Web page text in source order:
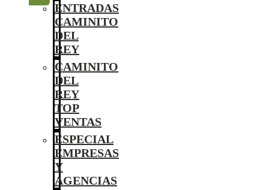
ENTRADAS
CAMINITO
DEL
REY
CAMINITO
DEL
REY
TOP
VENTAS
ESPECIAL
EMPRESAS
Y
AGENCIAS